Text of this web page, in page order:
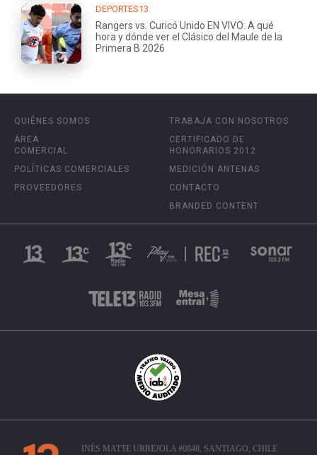
DEPORTES13
Rangers vs. Curicó Unido EN VIVO: A qué
hora y dónde ver el Clásico del Maule de la
Primera B 2026
QUIÉNES SOMOS
ÁREA
COMERCIAL
POLÍTICAS COMERCIALES
PROVEEDORES
TRABAJA CON NOSOTROS
CERTIFICADO DE
HONORARIOS 2012
MEDICIÓN ANTENAS
CONTACTO
BRANDED CONTENT
INÉS MATTE URREJOLA #0848, SANTIAGO, CHILE